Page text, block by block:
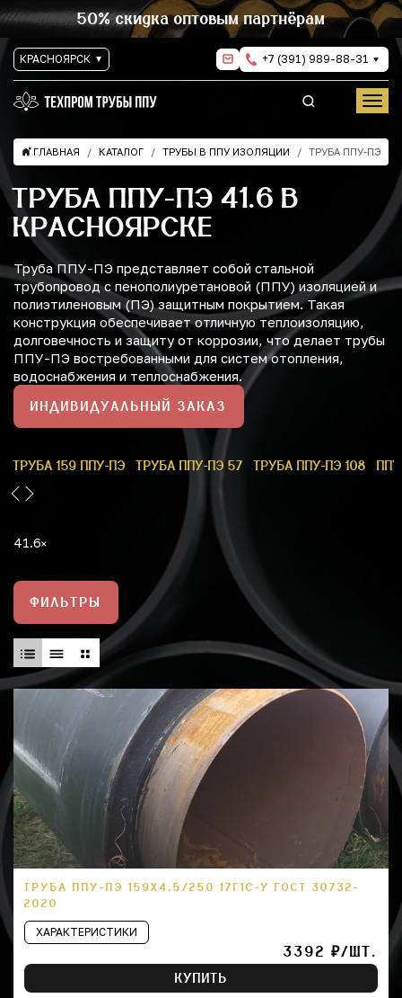
50% скидка оптовым партнёрам
КРАСНОЯРСК +7 (391) 989-88-31
ГЛАВНАЯ КАТАЛОГ ТРУБЫ В ППУ ИЗОЛЯЦИИ ТРУБА ППУ-ПЭ
ТРУБА ППУ-ПЭ 41.6 В
КРАСНОЯРСКЕ
Труба ППУ-ПЭ представляет собой стальной
трубопровод с пенополиуретановой (ППУ) изоляцией и
полиэтиленовым (ПЭ) защитным покрытием. Такая
конструкция обеспечивает отличную теплоизоляцию,
долговечность и защиту от коррозии, что делает трубы
ППУ-ПЭ востребованными для систем отопления,
водоснабжения и теплоснабжения.
ИНДИВИДУАЛЬНЫЙ ЗАКАЗ
ТРУБА 159 ППУ-ПЭ ТРУБА ППУ-ПЭ 57 ТРУБА ППУ-ПЭ 108
41.6
ФИЛЬТРЫ
ТРУБА ППУ-ПЭ 159Х4,5/250 17Г1С-У ГОСТ 30732-
2020
ХАРАКТЕРИСТИКИ
3392 ₽/ШТ.
КУПИТЬ